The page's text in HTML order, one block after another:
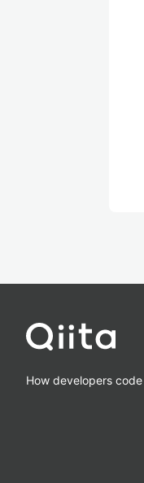
How developers code